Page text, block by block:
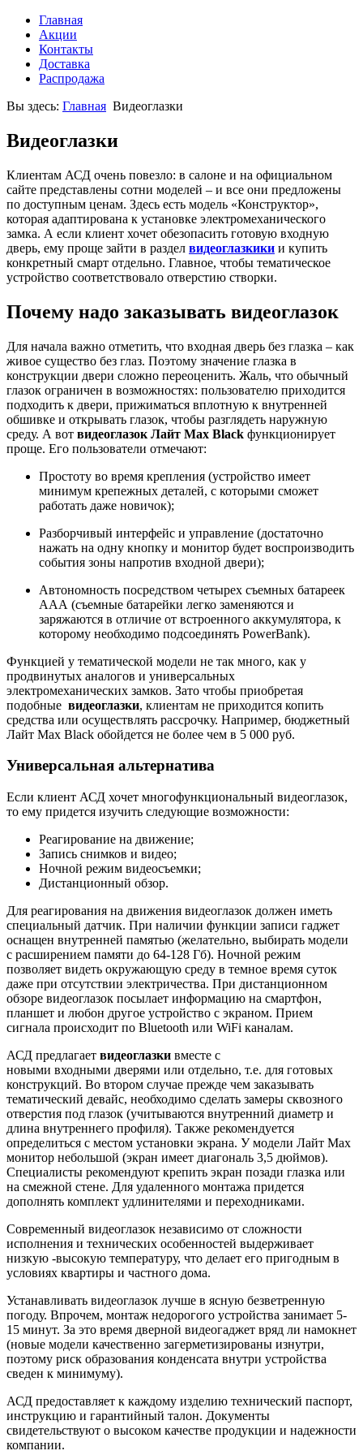
Главная
Акции
Контакты
Доставка
Распродажа
Вы здесь: Главная Видеоглазки
Видеоглазки
Клиентам АСД очень повезло: в салоне и на официальном
сайте представлены сотни моделей – и все они предложены
по доступным ценам. Здесь есть модель «Конструктор»,
которая адаптирована к установке электромеханического
замка. А если клиент хочет обезопасить готовую входную
дверь, ему проще зайти в раздел видеоглазкики и купить
конкретный смарт отдельно. Главное, чтобы тематическое
устройство соответствовало отверстию створки.
Почему надо заказывать видеоглазок
Для начала важно отметить, что входная дверь без глазка – как
живое существо без глаз. Поэтому значение глазка в
конструкции двери сложно переоценить. Жаль, что обычный
глазок ограничен в возможностях: пользователю приходится
подходить к двери, прижиматься вплотную к внутренней
обшивке и открывать глазок, чтобы разглядеть наружную
среду. А вот видеоглазок Лайт Max Black функционирует
проще. Его пользователи отмечают:
Простоту во время крепления (устройство имеет
минимум крепежных деталей, с которыми сможет
работать даже новичок);
Разборчивый интерфейс и управление (достаточно
нажать на одну кнопку и монитор будет воспроизводить
события зоны напротив входной двери);
Автономность посредством четырех съемных батареек
ААА (съемные батарейки легко заменяются и
заряжаются в отличие от встроенного аккумулятора, к
которому необходимо подсоединять PowerBank).
Функцией у тематической модели не так много, как у
продвинутых аналогов и универсальных
электромеханических замков. Зато чтобы приобретая
подобные видеоглазки, клиентам не приходится копить
средства или осуществлять рассрочку. Например, бюджетный
Лайт Max Black обойдется не более чем в 5 000 руб.
Универсальная альтернатива
Если клиент АСД хочет многофункциональный видеоглазок,
то ему придется изучить следующие возможности:
Реагирование на движение;
Запись снимков и видео;
Ночной режим видеосъемки;
Дистанционный обзор.
Для реагирования на движения видеоглазок должен иметь
специальный датчик. При наличии функции записи гаджет
оснащен внутренней памятью (желательно, выбирать модели
с расширением памяти до 64-128 Гб). Ночной режим
позволяет видеть окружающую среду в темное время суток
даже при отсутствии электричества. При дистанционном
обзоре видеоглазок посылает информацию на смартфон,
планшет и любон другое устройство с экраном. Прием
сигнала происходит по Bluetooth или WiFi каналам.
АСД предлагает видеоглазки вместе с
новыми входными дверями или отдельно, т.е. для готовых
конструкций. Во втором случае прежде чем заказывать
тематический девайс, необходимо сделать замеры сквозного
отверстия под глазок (учитываются внутренний диаметр и
длина внутреннего профиля). Также рекомендуется
определиться с местом установки экрана. У модели Лайт Max
монитор небольшой (экран имеет диагональ 3,5 дюймов).
Специалисты рекомендуют крепить экран позади глазка или
на смежной стене. Для удаленного монтажа придется
дополнять комплект удлинителями и переходниками.
Современный видеоглазок независимо от сложности
исполнения и технических особенностей выдерживает
низкую -высокую температуру, что делает его пригодным в
условиях квартиры и частного дома.
Устанавливать видеоглазок лучше в ясную безветренную
погоду. Впрочем, монтаж недорогого устройства занимает 5-
15 минут. За это время дверной видеогаджет вряд ли намокнет
(новые модели качественно загерметизированы изнутри,
поэтому риск образования конденсата внутри устройства
сведен к минимуму).
АСД предоставляет к каждому изделию технический паспорт,
инструкцию и гарантийный талон. Документы
свидетельствуют о высоком качестве продукции и надежности
компании.